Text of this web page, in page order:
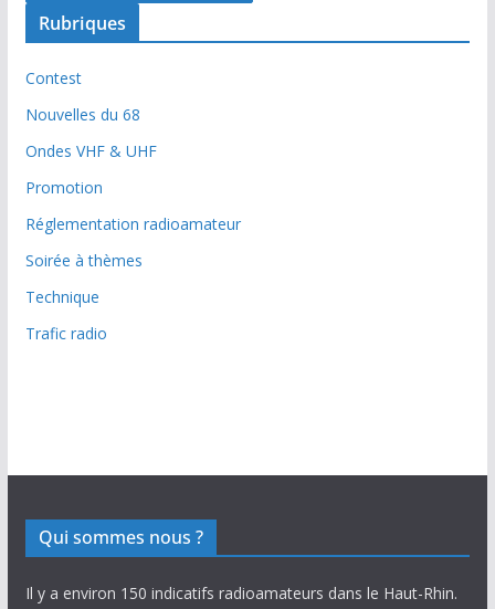
Rubriques
Contest
Nouvelles du 68
Ondes VHF & UHF
Promotion
Réglementation radioamateur
Soirée à thèmes
Technique
Trafic radio
Qui sommes nous ?
Il y a environ 150 indicatifs radioamateurs dans le Haut-Rhin.